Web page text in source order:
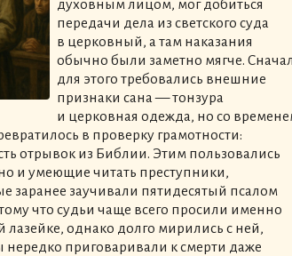
духовным лицом, мог добиться
передачи дела из светского суда
в церковный, а там наказания
обычно были заметно мягче.
для этого требовались внешние
признаки сана — тонзура
и церковная одежда, но со
в проверку грамотности:
отрывок из Библии. Этим пользовались
и умеющие читать преступники,
заранее заучивали пятидесятый псалом
что судьи чаще всего просили именно
лазейке, однако долго мирились с ней,
нередко приговаривали к смерти даже